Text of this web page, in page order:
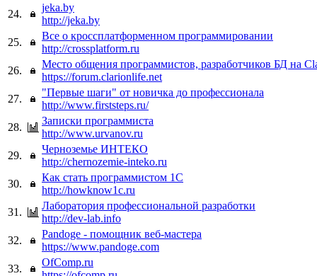
24.
jeka.by
http://jeka.by
25.
Все о кроссплатформенном программировании
http://crossplatform.ru
26.
Место общения программистов, разработчиков БД на
https://forum.clarionlife.net
27.
"Первые шаги" от новичка до профеcсионала
http://www.firststeps.ru/
28.
Записки программиста
http://www.urvanov.ru
29.
Черноземье ИНТЕКО
http://chernozemie-inteko.ru
30.
Как стать программистом 1С
http://howknow1c.ru
31.
Лаборатория профессиональной разработки
http://dev-lab.info
32.
Pandoge - помощник веб-мастера
https://www.pandoge.com
33.
OfComp.ru